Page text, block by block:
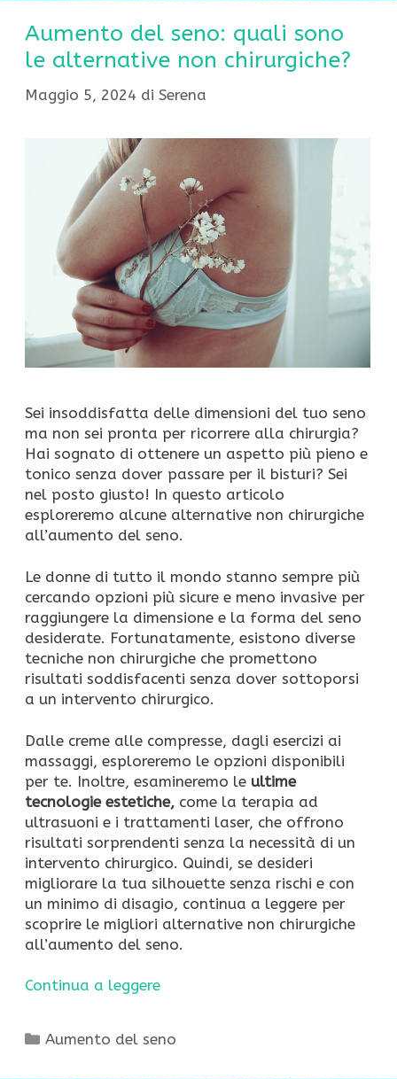
Aumento del seno: quali sono
le alternative non chirurgiche?
Maggio 5, 2024 di Serena
Sei insoddisfatta delle dimensioni del tuo seno
ma non sei pronta per ricorrere alla chirurgia?
Hai sognato di ottenere un aspetto più pieno e
tonico senza dover passare per il bisturi? Sei
nel posto giusto! In questo articolo
esploreremo alcune alternative non chirurgiche
all’aumento del seno.
Le donne di tutto il mondo stanno sempre più
cercando opzioni più sicure e meno invasive per
raggiungere la dimensione e la forma del seno
desiderate. Fortunatamente, esistono diverse
tecniche non chirurgiche che promettono
risultati soddisfacenti senza dover sottoporsi
a un intervento chirurgico.
Dalle creme alle compresse, dagli esercizi ai
massaggi, esploreremo le opzioni disponibili
per te. Inoltre, esamineremo le ultime
tecnologie estetiche, come la terapia ad
ultrasuoni e i trattamenti laser, che offrono
risultati sorprendenti senza la necessità di un
intervento chirurgico. Quindi, se desideri
migliorare la tua silhouette senza rischi e con
un minimo di disagio, continua a leggere per
scoprire le migliori alternative non chirurgiche
all’aumento del seno.
Continua a leggere
Categorie
Aumento del seno